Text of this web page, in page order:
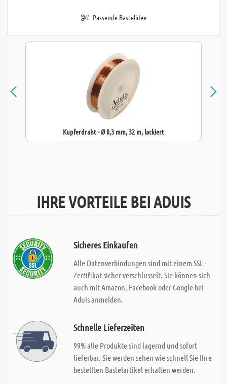
Passende Bastelidee
Kupferdraht - Ø 0,3 mm, 32 m, lackiert
IHRE VORTEILE BEI ADUIS
Sicheres Einkaufen
Alle Datenverbindungen sind mit einem SSL -
Zertifikat sicher verschlusselt. Sie können sich
auch mit Amazon, Facebook oder Google bei
Aduis anmelden.
Schnelle Lieferzeiten
99% alle Produkte sind lagernd und sofort
lieferbar. Sie werden sehen wie schnell Sie Ihre
bestellten Bastelartikel erhalten werden.